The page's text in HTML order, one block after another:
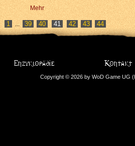
Mehr
1 ... 39 40 42 43 44
Copyright © 2026 by WoD Game UG